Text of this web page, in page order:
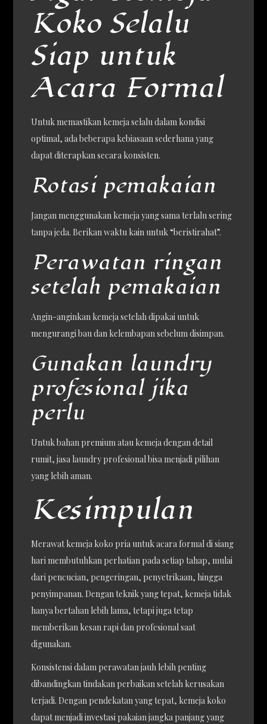
Koko Selalu
Siap untuk
Acara Formal
Untuk memastikan kemeja selalu dalam kondisi
optimal, ada beberapa kebiasaan sederhana yang
dapat diterapkan secara konsisten.
Rotasi pemakaian
Jangan menggunakan kemeja yang sama terlalu sering
tanpa jeda. Berikan waktu kain untuk “beristirahat”.
Perawatan ringan
setelah pemakaian
Angin-anginkan kemeja setelah dipakai untuk
mengurangi bau dan kelembapan sebelum disimpan.
Gunakan laundry
profesional jika
perlu
Untuk bahan premium atau kemeja dengan detail
rumit, jasa laundry profesional bisa menjadi pilihan
yang lebih aman.
Kesimpulan
Merawat kemeja koko pria untuk acara formal di siang
hari membutuhkan perhatian pada setiap tahap, mulai
dari pencucian, pengeringan, penyetrikaan, hingga
penyimpanan. Dengan teknik yang tepat, kemeja tidak
hanya bertahan lebih lama, tetapi juga tetap
memberikan kesan rapi dan profesional saat
digunakan.
Konsistensi dalam perawatan jauh lebih penting
dibandingkan tindakan perbaikan setelah kerusakan
terjadi. Dengan pendekatan yang tepat, kemeja koko
dapat menjadi investasi pakaian jangka panjang yang